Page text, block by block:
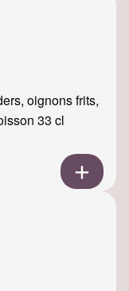
oignons frits,
33 cl